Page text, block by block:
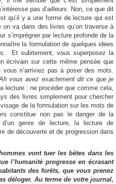
pas d’ailleurs. Non, ce que dit
qu’il y a une forme de lecture qui est
on va dans des livres qu’on traverse à
s’imprégner par lecture profonde de la
la formulation de quelques idées
Et subitement, vous superposez la
écrivain sur cette même pensée que
n’arriviez pas à poser des mots.
vous avez exactement dit ce que je
lecture : ne procéder que comme cela,
des livres simplement pour chercher
de la formulation sur les mots de
constitue non pas le danger de la
genre de lecture, la lecture de
de découverte et de progression dans
vont tuer les bêtes dans les
l’humanité progresse en écrasant
des forêts, que vous prenez
déloger. Au terme de votre journal,